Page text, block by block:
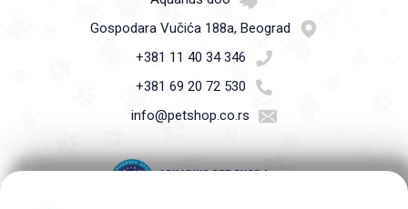
Gospodara Vučića 188a, Beograd
+381 11 40 34 346
+381 69 20 72 530
info@petshop.co.rs